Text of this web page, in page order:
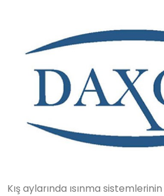
Kış aylarında ısınma